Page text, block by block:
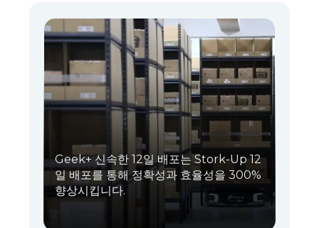
Geek+ 신속한 12일 배포는 Stork-Up 12
일 배포를 통해 정확성과 효율성을 300%
향상시킵니다.